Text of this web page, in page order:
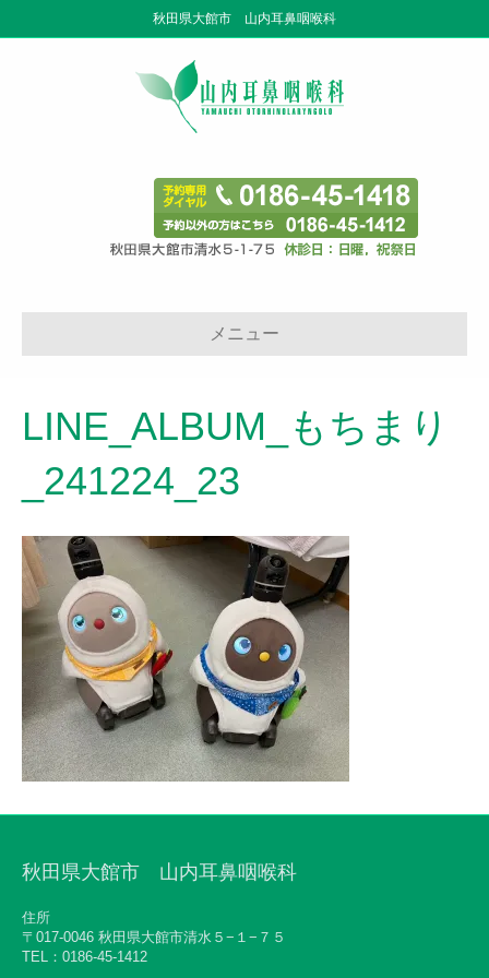
秋田県大館市 山内耳鼻咽喉科
メニュー
LINE_ALBUM_もちまり
_241224_23
秋田県大館市 山内耳鼻咽喉科
住所
〒017-0046 秋田県大館市清水５−１−７５
TEL：0186-45-1412